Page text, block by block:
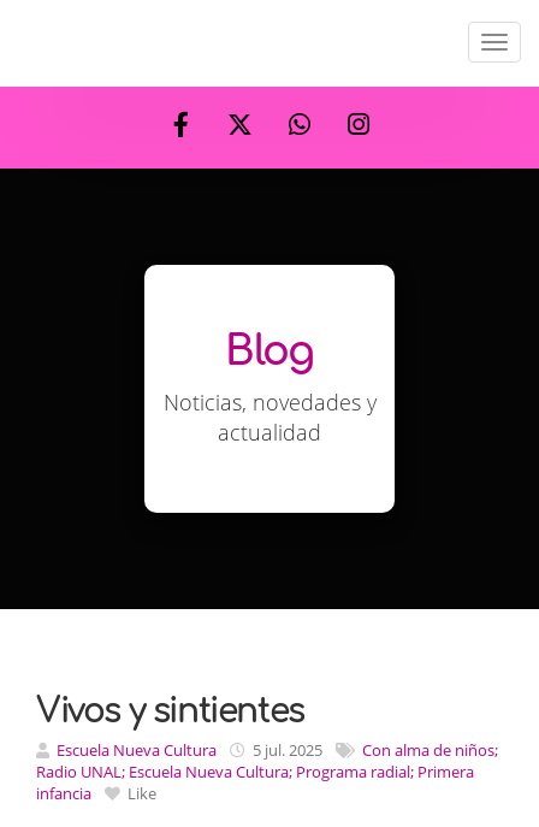
Menu
Blog
Noticias, novedades y
actualidad
Vivos y sintientes
Escuela Nueva Cultura 5 jul. 2025
Con alma de niños;
Radio UNAL; Escuela Nueva Cultura; Programa radial; Primera
infancia
Like